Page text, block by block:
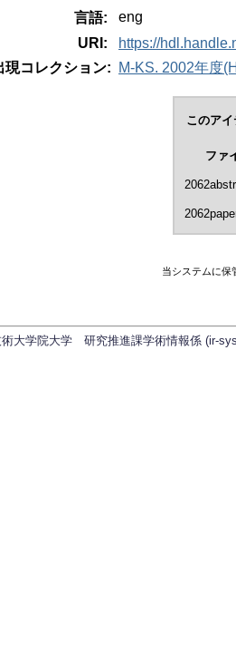
言語:
eng
URI:
https://
現コレクション:
M-KS. 2002年度
このア
ファ
当システムに保
術大学院大学 研究推進課学術情報係 (ir-